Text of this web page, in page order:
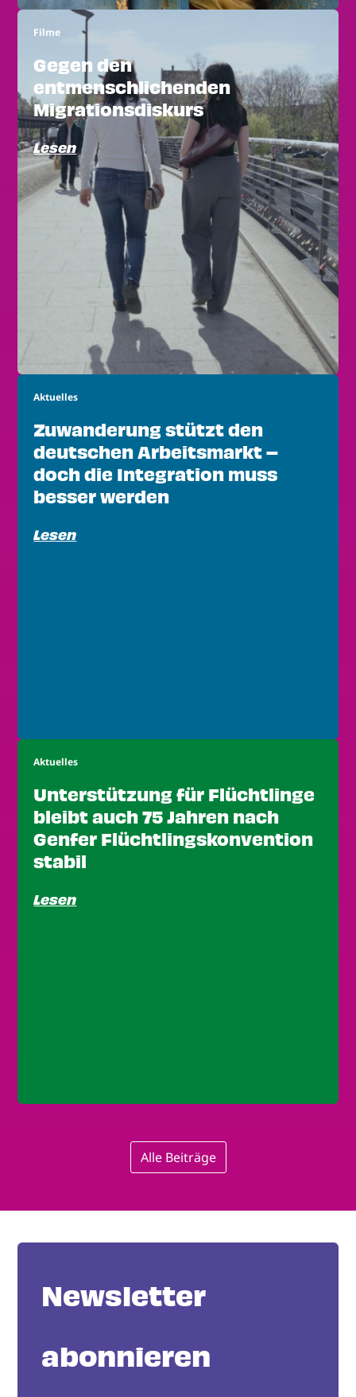
Filme
Gegen den
entmenschlichenden
Migrationsdiskurs
Lesen
Aktuelles
Zuwanderung stützt den
deutschen Arbeitsmarkt –
doch die Integration muss
besser werden
Lesen
Aktuelles
Unterstützung für Flüchtlinge
bleibt auch 75 Jahren nach
Genfer Flüchtlingskonvention
stabil
Lesen
Alle Beiträge
Newsletter
abonnieren